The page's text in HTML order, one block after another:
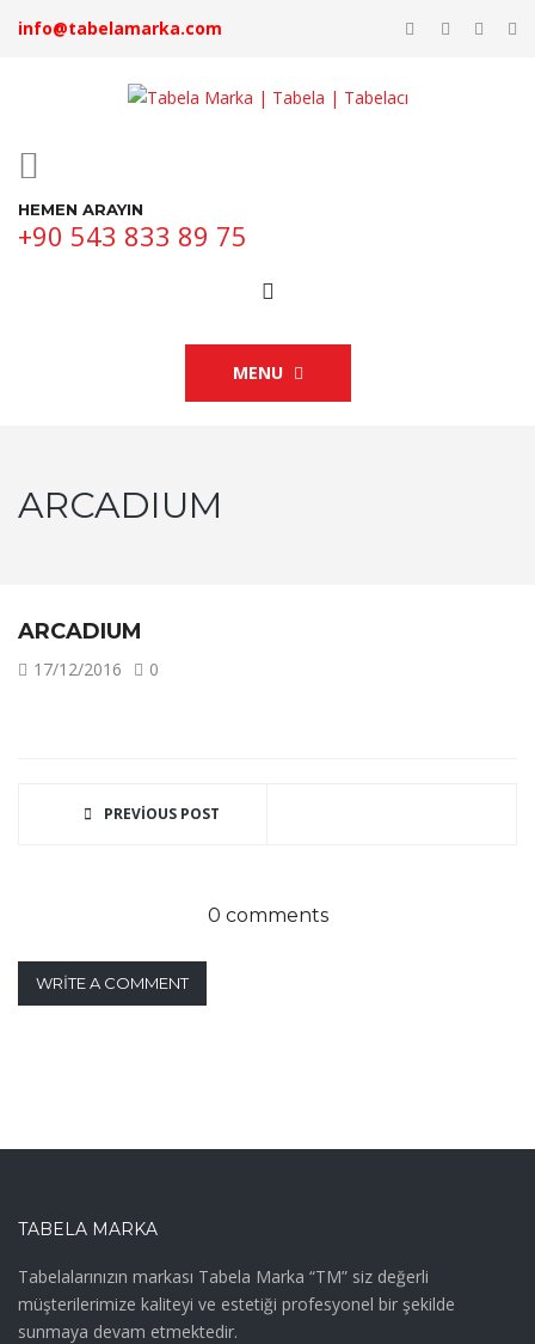
info@tabelamarka.com
HEMEN ARAYIN
+90 543 833 89 75
MENU
ARCADIUM
ARCADIUM
17/12/2016 0
PREVIOUS POST
0 comments
WRITE A COMMENT
TABELA MARKA
Tabelalarınızın markası Tabela Marka “TM” siz değerli
müşterilerimize kaliteyi ve estetiği profesyonel bir şekilde
sunmaya devam etmektedir.